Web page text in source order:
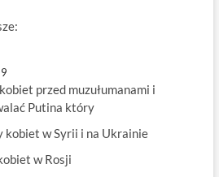
przed muzułumanami i
Putina który
kobiet w Syrii i na Ukrainie
w Rosji